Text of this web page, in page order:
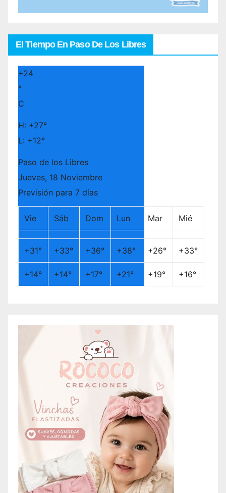
El Tiempo En Paso De Los Libres
+24
°
C
H: +27°
L: +12°
Paso de los Libres
Jueves, 18 Noviembre
Previsión para 7 días
Vie Sáb Dom Lun Mar Mié
+31° +33° +36° +38° +26° +33°
+14° +14° +17° +21° +19° +16°